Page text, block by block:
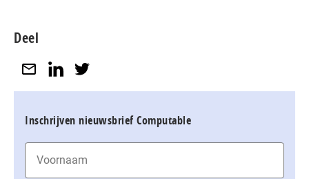
Deel
Inschrijven nieuwsbrief Computable